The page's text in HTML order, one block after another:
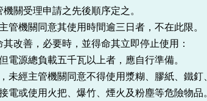
受理申請之先後順序定之。
關同意其使用時間逾三日者，不在此限。
善，必要時，並得命其立即停止使用：
總負載五千瓦以上者，應自行準備。
主管機關同意不得使用漿糊、膠紙、鐵釘
或使用火把、爆竹、煙火及粉塵等危險物品